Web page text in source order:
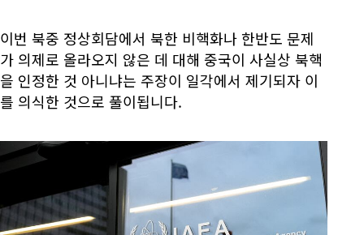
이번 북중 정상회담에서 북한 비핵화나 한반도 문제
가 의제로 올라오지 않은 데 대해 중국이 사실상 북핵
을 인정한 것 아니냐는 주장이 일각에서 제기되자 이
를 의식한 것으로 풀이됩니다.